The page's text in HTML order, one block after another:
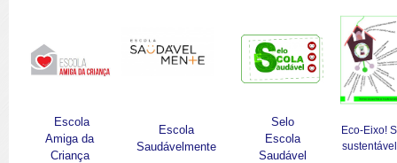
Escola
Amiga da
Criança
Escola
Saudávelmente
Selo
Escola
Saudável
Eco-Eixo!